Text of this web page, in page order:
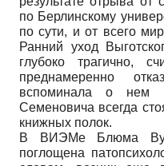
по Берлинскому
по сути, и от всего
Ранний уход
глубоко трагично,
преднамеренно
вспоминала о нем
Семеновича всегда
книжных полок.
В ВИЭМе Блюма
поглощена